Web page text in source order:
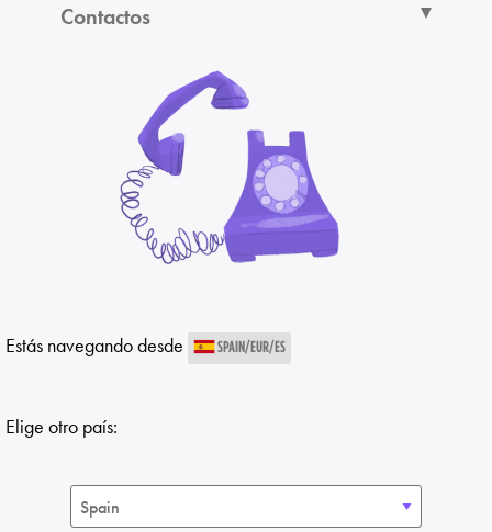
Contactos
Estás navegando desde SPAIN/EUR/ES
Elige otro país: